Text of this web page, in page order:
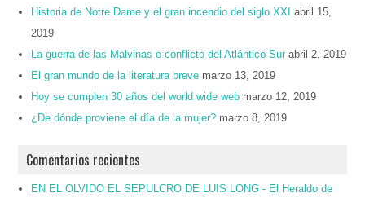
Historia de Notre Dame y el gran incendio del siglo XXI
abril 15,
2019
La guerra de las Malvinas o conflicto del Atlántico Sur abril 2, 2019
El gran mundo de la literatura breve marzo 13, 2019
Hoy se cumplen 30 años del world wide web marzo 12, 2019
¿De dónde proviene el día de la mujer? marzo 8, 2019
Comentarios recientes
EN EL OLVIDO EL SEPULCRO DE LUIS LONG - El Heraldo de